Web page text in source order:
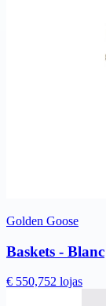
Golden Goose
Baskets - Blanc
€ 550,752 lojas